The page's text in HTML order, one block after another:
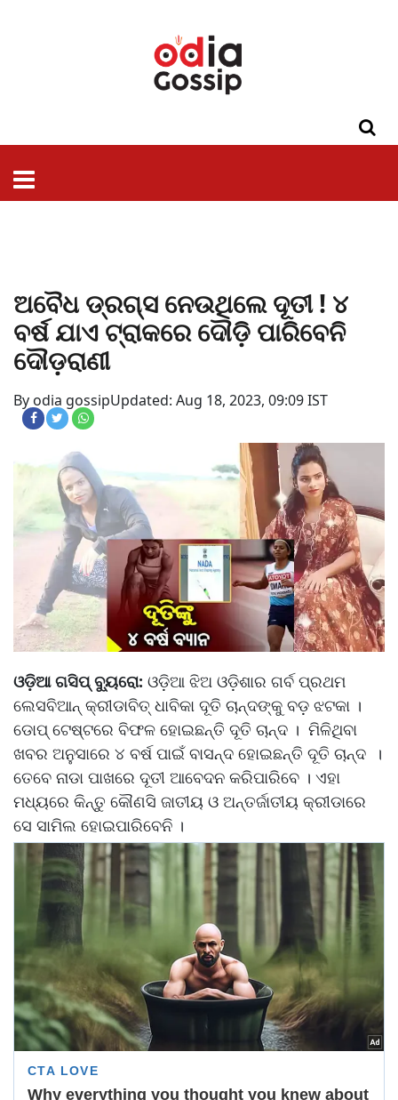
ଅବୈଧ ଡ୍ରଗ୍ସ ନେଉଥିଲେ ଦୂତୀ ! ୪
ବର୍ଷ ଯାଏ ଟ୍ରାକରେ ଦୌଡ଼ି ପାରିବେନି
ଦୌଡ଼ରାଣୀ
By odia gossipUpdated: Aug 18, 2023, 09:09 IST
ଓଡ଼ିଆ ଗସିପ୍ ବ୍ୟୁରୋ: ଓଡ଼ିଆ ଝିଅ ଓଡ଼ିଶାର ଗର୍ବ ପ୍ରଥମ
ଲେସବିଆନ୍ କ୍ରୀଡାବିତ୍ ଧାବିକା ଦୂତି ଚାନ୍ଦଙ୍କୁ ବଡ଼ ଝଟକା ।
ଡୋପ୍ ଟେଷ୍ଟରେ ବିଫଳ ହୋଇଛନ୍ତି ଦୂତି ଚାନ୍ଦ । ମିଳିଥିବା
ଖବର ଅନୁସାରେ ୪ ବର୍ଷ ପାଇଁ ବାସନ୍ଦ ହୋଇଛନ୍ତି ଦୂତି ଚାନ୍ଦ ।
ତେବେ ନାଡା ପାଖରେ ଦୂତୀ ଆବେଦନ କରିପାରିବେ । ଏହା
ମଧ୍ୟରେ କିନ୍ତୁ କୌଣସି ଜାତୀୟ ଓ ଅନ୍ତର୍ଜାତୀୟ କ୍ରୀଡାରେ
ସେ ସାମିଲ ହୋଇପାରିବେନି ।